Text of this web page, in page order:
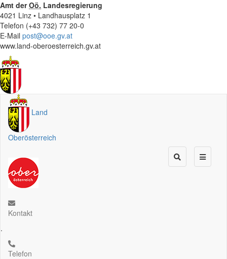
Amt derOö. Landesregierung
4021 Linz • Landhausplatz 1
Telefon (+43 732) 77 20-0
E-Mail post@ooe.gv.at
www.land-oberoesterreich.gv.at
Land
Oberösterreich
Kontakt
.
Telefon